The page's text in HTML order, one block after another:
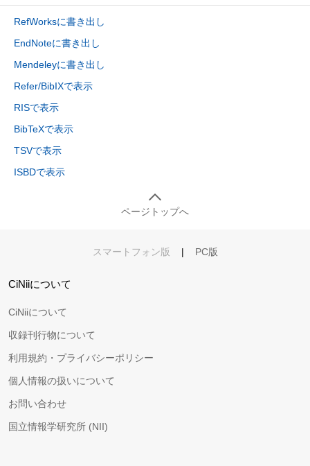
RefWorksに書き出し
EndNoteに書き出し
Mendeleyに書き出し
Refer/BibIXで表示
RISで表示
BibTeXで表示
TSVで表示
ISBDで表示
ページトップへ
スマートフォン版 | PC版
CiNiiについて
CiNiiについて
収録刊行物について
利用規約・プライバシーポリシー
個人情報の扱いについて
お問い合わせ
国立情報学研究所 (NII)